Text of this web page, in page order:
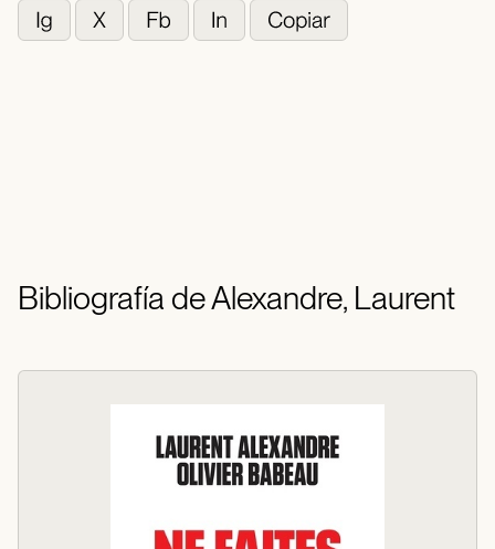
Bibliografía de Alexandre, Laurent